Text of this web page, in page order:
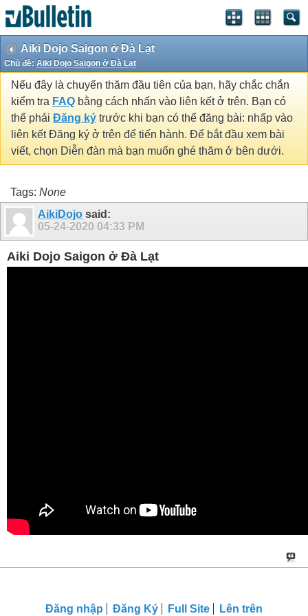
Aiki Dojo Saigon ở Đà Lạt
Chủ đề: Aiki Dojo Saigon ở Đà Lạt
Nếu đây là chuyến thăm đầu tiên của bạn, hãy chắc chắn
kiểm tra FAQ bằng cách nhấn vào liên kết ở trên. Bạn có
thể phải Đăng ký trước khi bạn có thể đăng bài: nhấp vào
liên kết Đăng ký ở trên để tiến hành. Để bắt đầu xem bài
viết, chọn Diễn đàn mà bạn muốn ghé thăm ở bên dưới.
Tags: None
AikiDojo said:
05-24-2020 04:33 PM
Aiki Dojo Saigon ở Đà Lạt
Đăng nhập Đăng Ký Full Site Lên trên